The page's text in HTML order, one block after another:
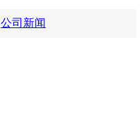
公司新闻